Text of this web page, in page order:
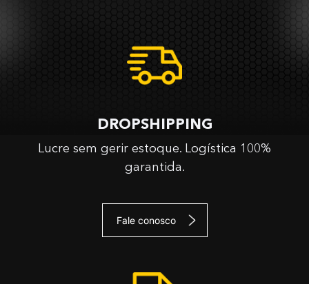
DROPSHIPPING
Lucre sem gerir estoque. Logística 100%
garantida.
Fale conosco